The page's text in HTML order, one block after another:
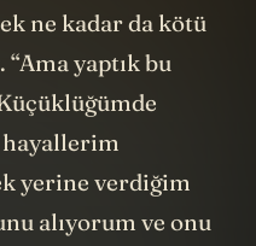
ne kadar da kötü
yaptık bu
yerine verdiğim
alıyorum ve onu